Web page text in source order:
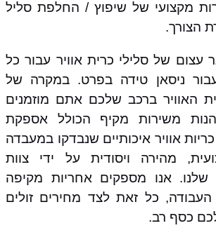
מקצועי של שיפוץ / החלפת סליל
הצורך.
עצום של סלילי כרית אוויר עבור כל
ניסאן טידה בפרט. במקרה של
האוויר ברכב שלכם אתם מוזמנים
משירות מקיף הכולל אספקת
אוויר איכותיים שנבדקו במעבדה
מהירה ויסודית על ידי צוות
שלנו. אנו מספקים אחריות מקיפה
העבודה, כל זאת לצד מחירים זולים
כסף רב.